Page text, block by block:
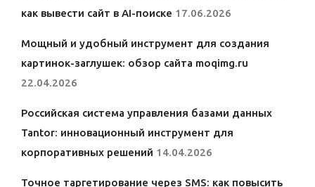
как вывести сайт в AI-поиске 17.06.2026
Мощный и удобный инструмент для создания
картинок-заглушек: обзор сайта moqimg.ru
22.04.2026
Российская система управления базами данных
Tantor: инновационный инструмент для
корпоративных решений 14.04.2026
Точное таргетирование через SMS: как повысить